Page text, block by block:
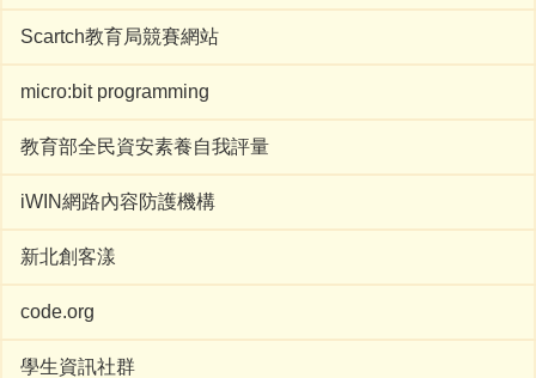
Scartch教育局競賽網站
micro:bit programming
教育部全民資安素養自我評量
iWIN網路內容防護機構
新北創客漾
code.org
學生資訊社群